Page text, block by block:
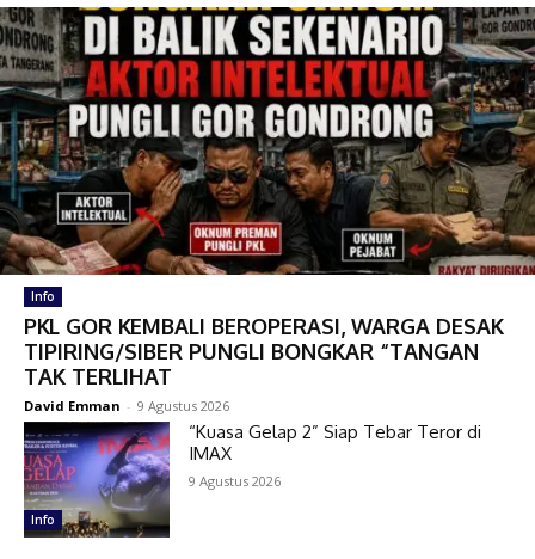
Info
PKL GOR KEMBALI BEROPERASI, WARGA DESAK
TIPIRING/SIBER PUNGLI BONGKAR “TANGAN
TAK TERLIHAT
David Emman - 9 Agustus 2026
Info
“Kuasa Gelap 2” Siap Tebar Teror di
IMAX
9 Agustus 2026